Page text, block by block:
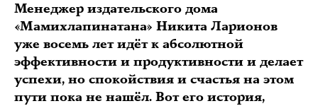
Менеджер издательского дома
«Мамихлапинатана» Никита Ларионов
уже восемь лет идёт к абсолютной
эффективности и продуктивности и делает
успехи, но спокойствия и счастья на этом
пути пока не нашёл. Вот его история,